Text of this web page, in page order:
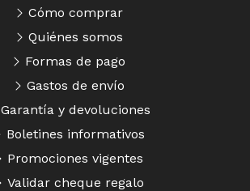
Cómo comprar
Quiénes somos
Formas de pago
Gastos de envío
Garantía y devoluciones
Boletines informativos
Promociones vigentes
Validar cheque regalo